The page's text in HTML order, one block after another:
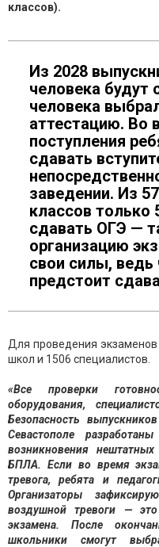
классов).
Из 2028
человека будут
человека
аттестацию. Во
поступления
сдавать
заведении. Из
классов только
сдавать ОГЭ —
организацию
свои силы, ведь
предстоит
Для проведения экзаменов
школ и 1506 специалистов.
«Все проверки
оборудования,
Безопасность
Севастополе
возникновения
БПЛА. Если во время
тревога, ребята и
Организаторы
воздушной тревоги —
экзамена. После
школьники смогут